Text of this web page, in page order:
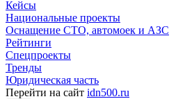
Кейсы
Национальные проекты
Оснащение СТО, автомоек и АЗС
Рейтинги
Спецпроекты
Тренды
Юридическая часть
Перейти на сайт idn500.ru